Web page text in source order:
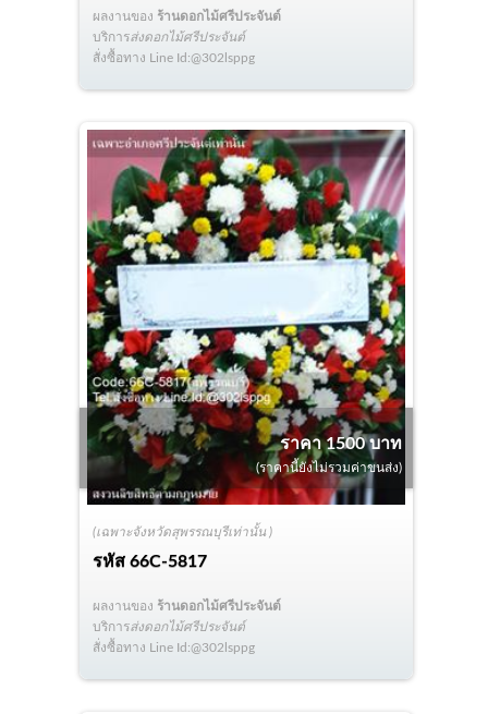
ผลงานของ ร้านดอกไม้ศรีประจันต์
บริการส่งดอกไม้ศรีประจันต์
สั่งซื้อทาง Line Id:@302lsppg
(เฉพาะจังหวัดสุพรรณบุรีเท่านั้น )
รหัส66C-5817
ราคา 1500 บาท
(ราคานี้ยังไม่รวมค่าขนส่ง)
ผลงานของ ร้านดอกไม้ศรีประจันต์
บริการส่งดอกไม้ศรีประจันต์
สั่งซื้อทาง Line Id:@302lsppg